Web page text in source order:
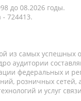
до 08.2026 годы.
724413.
из самых успешных
аудитории
федеральных и
розничных сетей,
и услуг